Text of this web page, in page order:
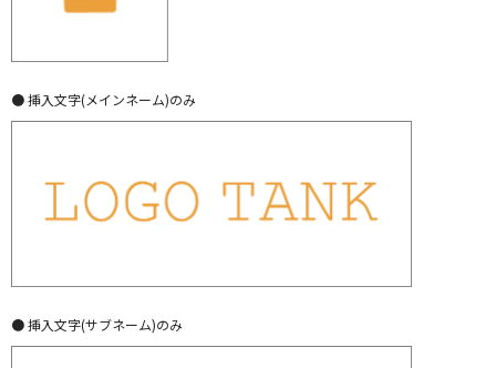
● 挿入文字(メインネーム)のみ
● 挿入文字(サブネーム)のみ